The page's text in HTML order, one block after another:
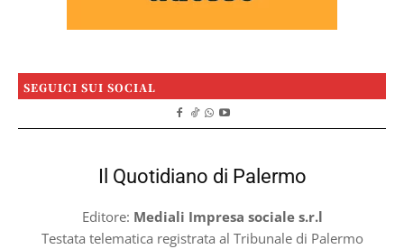
SEGUICI SUI SOCIAL
Il Quotidiano di Palermo
Editore: Mediali Impresa sociale s.r.l
Testata telematica registrata al Tribunale di Palermo